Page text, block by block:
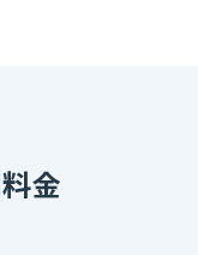
金